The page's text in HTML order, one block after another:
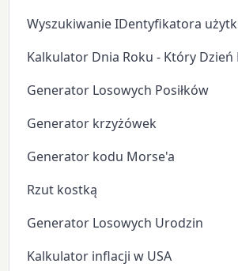
Wyszukiwanie IDentyfikatora
Kalkulator Dnia Roku - Który Dzień
Generator Losowych Posiłków
Generator krzyżówek
Generator kodu Morse'a
Rzut kostką
Generator Losowych Urodzin
Kalkulator inflacji w USA